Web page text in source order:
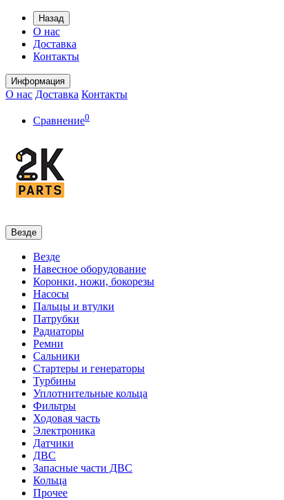
Назад
О нас
Доставка
Контакты
Информация
О нас Доставка Контакты
Сравнение0
Везде
Везде
Навесное оборудование
Коронки, ножи, бокорезы
Насосы
Пальцы и втулки
Патрубки
Радиаторы
Ремни
Сальники
Стартеры и генераторы
Турбины
Уплотнительные кольца
Фильтры
Ходовая часть
Электроника
Датчики
ДВС
Запасные части ДВС
Кольца
Прочее